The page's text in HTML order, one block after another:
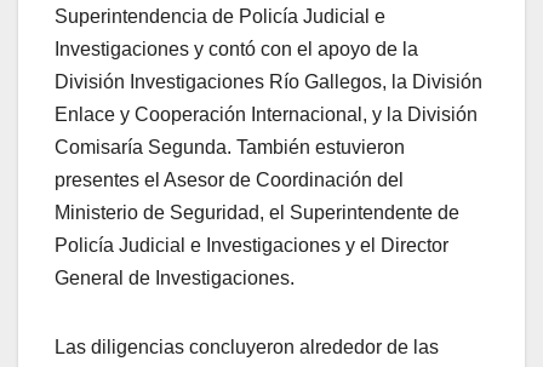
Superintendencia de Policía Judicial e
Investigaciones y contó con el apoyo de la
División Investigaciones Río Gallegos, la División
Enlace y Cooperación Internacional, y la División
Comisaría Segunda. También estuvieron
presentes el Asesor de Coordinación del
Ministerio de Seguridad, el Superintendente de
Policía Judicial e Investigaciones y el Director
General de Investigaciones.
Las diligencias concluyeron alrededor de las